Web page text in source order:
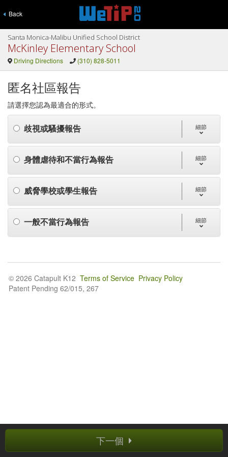
Back
Santa Monica-Malibu Unified School District
McKinley Elementary School
Driving Directions (310) 828-5011
匿名社區報告
請選擇您認為最適合的形式。
歧視或騷擾報告 細節
身體虐待和不當行為報告 細節
威脅學校或學生報告 細節
一般不當行為報告 細節
下一個
© 2026 Catapult K12 Terms of Service Privacy Policy
Patent Pending 62/015, 267